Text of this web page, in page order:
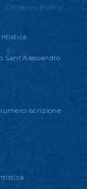
Cookies Policy
Sant'Alessandro
iscrizione